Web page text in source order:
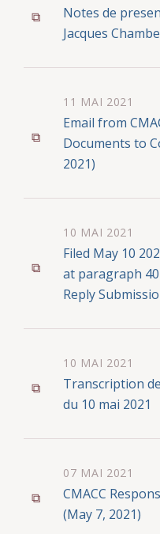
Notes de
Jacques
11 MAI 2021
Email from
Documents to
2021)
10 MAI 2021
Filed May 10
at paragraph
Reply
10 MAI 2021
Transcription
du 10 mai 2021
07 MAI 2021
CMACC
(May 7, 2021)